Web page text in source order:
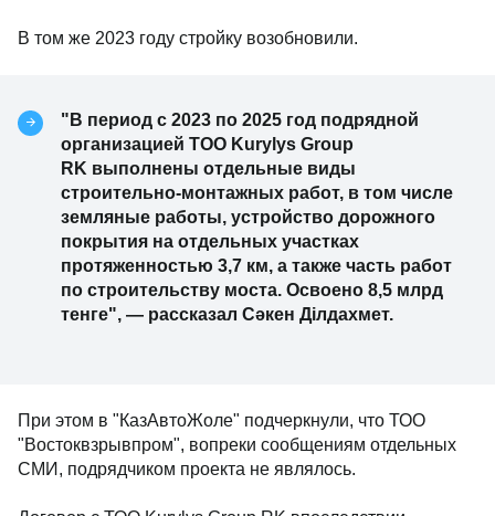
В том же 2023 году стройку возобновили.
"В период с 2023 по 2025 год подрядной
организацией ТОО Kurylys Group
RK выполнены отдельные виды
строительно-монтажных работ, в том числе
земляные работы, устройство дорожного
покрытия на отдельных участках
протяженностью 3,7 км, а также часть работ
по строительству моста. Освоено 8,5 млрд
тенге", — рассказал Сәкен Ділдахмет.
При этом в "КазАвтоЖоле" подчеркнули, что ТОО
"Востоквзрывпром", вопреки сообщениям отдельных
СМИ, подрядчиком проекта не являлось.